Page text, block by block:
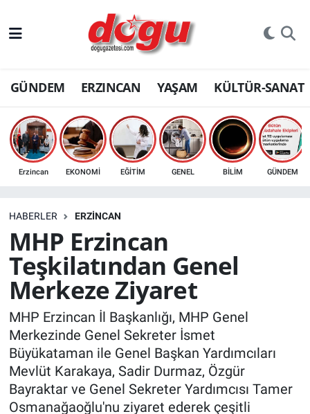
GÜNDEM ERZINCAN YAŞAM KÜLTÜR-SANAT
Erzincan EKONOMİ EĞİTİM GENEL BİLİM GÜNDEM
HABERLER ERZINCAN
MHP Erzincan
Teşkilatından Genel
Merkeze Ziyaret
MHP Erzincan İl Başkanlığı, MHP Genel
Merkezinde Genel Sekreter İsmet
Büyükataman ile Genel Başkan Yardımcıları
Mevlüt Karakaya, Sadir Durmaz, Özgür
Bayraktar ve Genel Sekreter Yardımcısı Tamer
Osmanağaoğlu'nu ziyaret ederek çeşitli
ERZINCAN
GÜNDEM
ERZİNCAN FOTOĞRAFLARI
SAĞLIK
Bilim, teknoloji
GENEL
KÜLTÜR-SANAT
Yerel Haber
Politika